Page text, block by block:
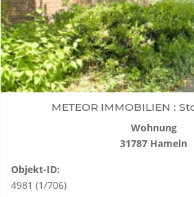
METEOR IMMOBILIEN :
Wohnung
31787 Hameln
Objekt-ID:
4981 (1/706)